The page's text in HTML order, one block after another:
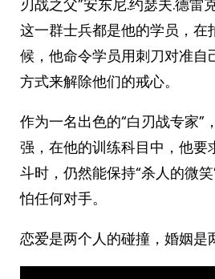
刃战之父”安东尼.约瑟夫.德雷
这一群士兵都是他的学员，在
候，他命令学员用刺刀对准自
方式来解除他们的戒心。
作为一名出色的“白刃战专家”
强，在他的训练科目中，他要
斗时，仍然能保持“杀人的微
怕任何对手。
恋爱是两个人的碰撞，婚姻是